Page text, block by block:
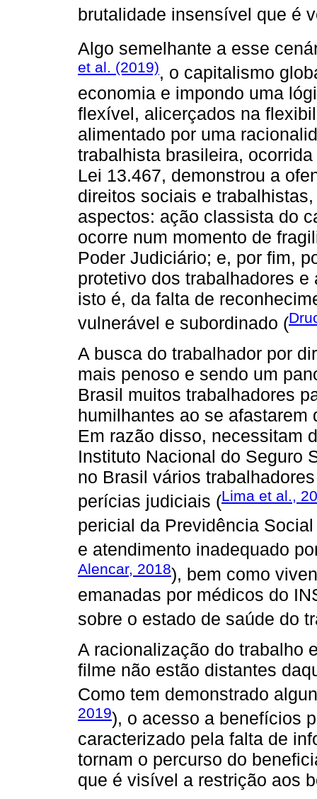
brutalidade insensível que é
Algo semelhante a esse
et al. (2019), o capitalismo
economia e impondo uma
flexível, alicerçados na
alimentado por uma
trabalhista brasileira,
Lei 13.467, demonstrou a
direitos sociais e
aspectos: ação classista do
ocorre num momento de
Poder Judiciário; e, por fim,
protetivo dos trabalhadores
isto é, da falta de
vulnerável e subordinado (
A busca do trabalhador por
mais penoso e sendo um
Brasil muitos trabalhadores
humilhantes ao se afastarem
Em razão disso, necessitam
Instituto Nacional do Seguro
no Brasil vários
perícias judiciais (Lima et al.,
pericial da Previdência Social
e atendimento inadequado
Alencar, 2018), bem como
emanadas por médicos do
sobre o estado de saúde do
A racionalização do trabalho
filme não estão distantes
Como tem demonstrado
2019), o acesso a benefícios
caracterizado pela falta de
tornam o percurso do
que é visível a restrição aos